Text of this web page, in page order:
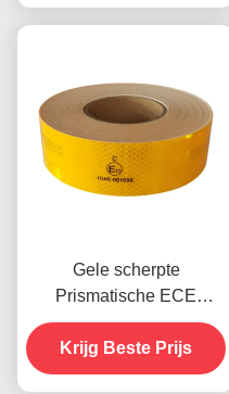
Gele scherpte
Prismatische ECE
Reflectieve band
Schramweerstand
Krijg Beste Prijs